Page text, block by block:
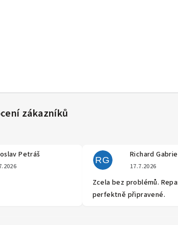
Petráš
Hodnocení obchodu je 5 z 5 hvězdiček.
RG
Richard
17.7.2026
Zcela bez problémů.
perfektně připravené.